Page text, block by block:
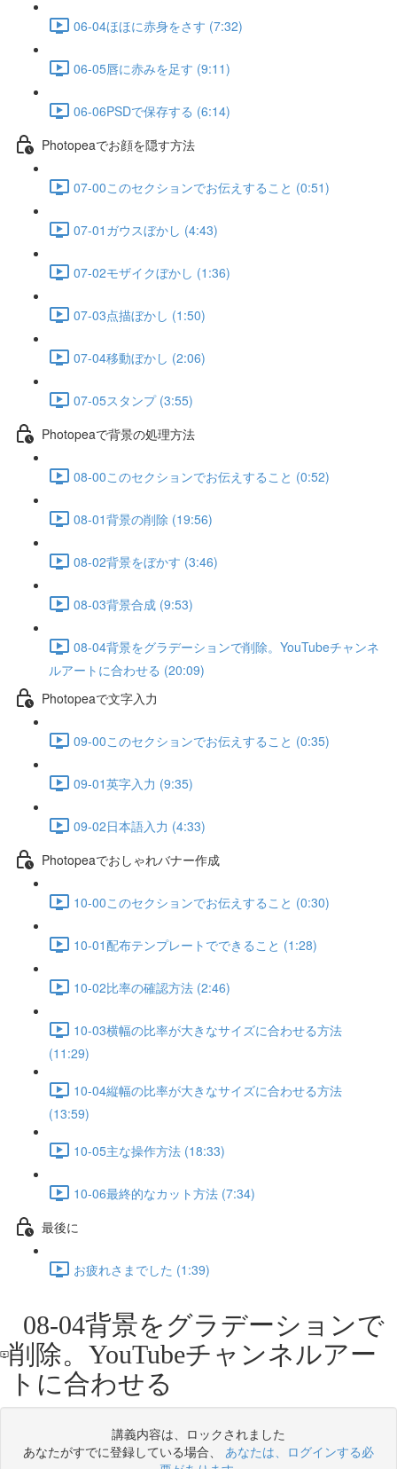
06-04ほほに赤身をさす (7:32)
06-05唇に赤みを足す (9:11)
06-06PSDで保存する (6:14)
Photopeaでお顔を隠す方法
07-00このセクションでお伝えすること (0:51)
07-01ガウスぼかし (4:43)
07-02モザイクぼかし (1:36)
07-03点描ぼかし (1:50)
07-04移動ぼかし (2:06)
07-05スタンプ (3:55)
Photopeaで背景の処理方法
08-00このセクションでお伝えすること (0:52)
08-01背景の削除 (19:56)
08-02背景をぼかす (3:46)
08-03背景合成 (9:53)
08-04背景をグラデーションで削除。YouTubeチャンネ
ルアートに合わせる (20:09)
Photopeaで文字入力
09-00このセクションでお伝えすること (0:35)
09-01英字入力 (9:35)
09-02日本語入力 (4:33)
Photopeaでおしゃれバナー作成
10-00このセクションでお伝えすること (0:30)
10-01配布テンプレートでできること (1:28)
10-02比率の確認方法 (2:46)
10-03横幅の比率が大きなサイズに合わせる方法
(11:29)
10-04縦幅の比率が大きなサイズに合わせる方法
(13:59)
10-05主な操作方法 (18:33)
10-06最終的なカット方法 (7:34)
最後に
お疲れさまでした (1:39)
08-04背景をグラデーションで
削除。YouTubeチャンネルアー
トに合わせる
講義内容は、ロックされました
あなたがすでに登録している場合、 あなたは、ログインする必